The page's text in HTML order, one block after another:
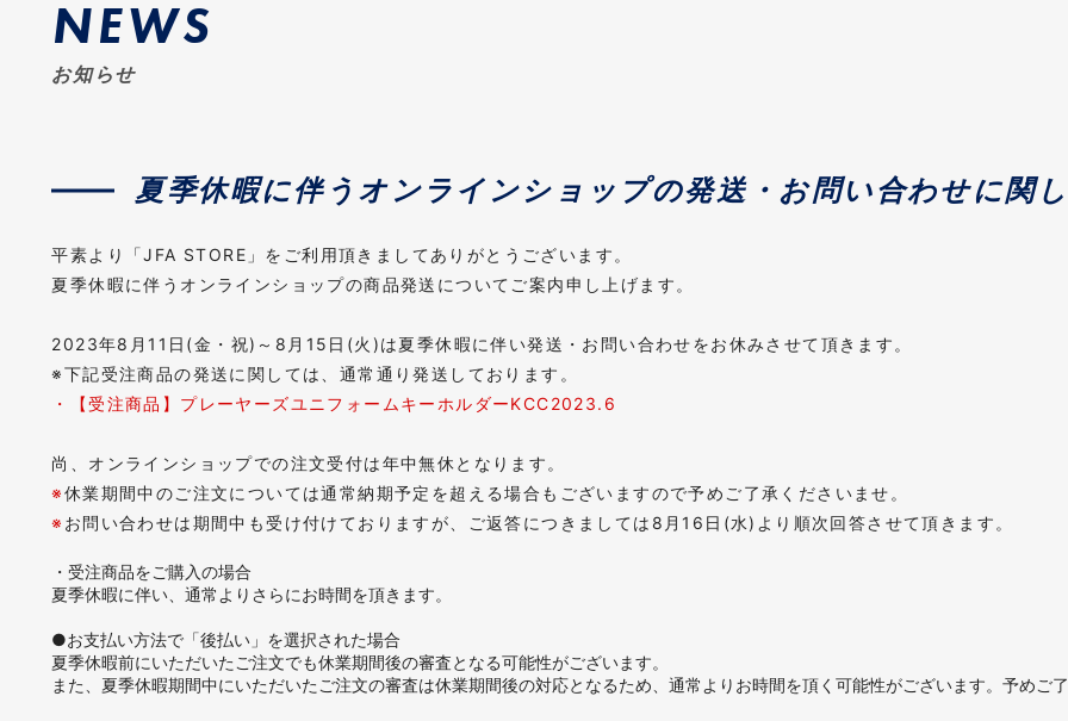
NEWS
お知らせ
夏季休暇に伴うオンラインショップの発送・お問い合わせに関
平素より「JFA STORE」をご利用頂きましてありがとうございます。
夏季休暇に伴うオンラインショップの商品発送についてご案内申し上げます。
2023年8月11日(金・祝)～8月15日(火)は夏季休暇に伴い発送・お問い合わせをお休みさせて頂きます。
※下記受注商品の発送に関しては、通常通り発送しております。
・【受注商品】プレーヤーズユニフォームキーホルダーKCC2023.6
尚、オンラインショップでの注文受付は年中無休となります。
※休業期間中のご注文については通常納期予定を超える場合もございますので予めご了承くださいませ。
※ お問い合わせは期間中も受け付けておりますが、ご返答につきましては8月16日(水)より順次回答させて頂きます。
・受注商品をご購入の場合
夏季休暇に伴い、通常よりさらにお時間を頂きます。
●お支払い方法で「後払い」を選択された場合
夏季休暇前にいただいたご注文でも休業期間後の審査となる可能性がございます。
また、夏季休暇期間中にいただいたご注文の審査は休業期間後の対応となるため、通常よりお時間を頂く可能性がございます。予めご了